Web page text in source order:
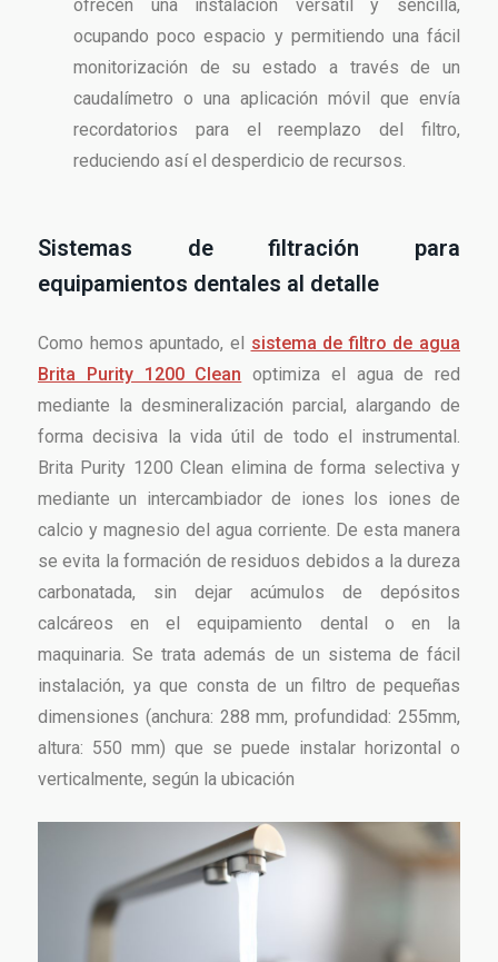
ofrecen una instalación versátil y sencilla,
ocupando poco espacio y permitiendo una fácil
monitorización de su estado a través de un
caudalímetro o una aplicación móvil que envía
recordatorios para el reemplazo del filtro,
reduciendo así el desperdicio de recursos.
Sistemas de filtración para
equipamientos dentales al detalle
Como hemos apuntado, el sistema de filtro de agua
Brita Purity 1200 Clean optimiza el agua de red
mediante la desmineralización parcial, alargando de
forma decisiva la vida útil de todo el instrumental.
Brita Purity 1200 Clean elimina de forma selectiva y
mediante un intercambiador de iones los iones de
calcio y magnesio del agua corriente. De esta manera
se evita la formación de residuos debidos a la dureza
carbonatada, sin dejar acúmulos de depósitos
calcáreos en el equipamiento dental o en la
maquinaria. Se trata además de un sistema de fácil
instalación, ya que consta de un filtro de pequeñas
dimensiones (anchura: 288 mm, profundidad: 255mm,
altura: 550 mm) que se puede instalar horizontal o
verticalmente, según la ubicación